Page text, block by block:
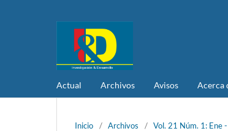
Actual Archivos Avisos Acerca
Inicio / Archivos / Vol. 21 Núm. 1: Ene